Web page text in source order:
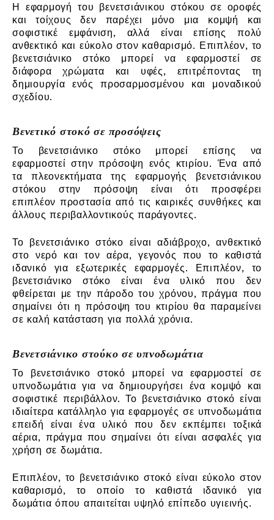
Η εφαρμογή του βενετσιάνικου στόκου σε οροφές
και τοίχους δεν παρέχει μόνο μια κομψή και
σοφιστικέ εμφάνιση, αλλά είναι επίσης πολύ
ανθεκτικό και εύκολο στον καθαρισμό. Επιπλέον, το
βενετσιάνικο στόκο μπορεί να εφαρμοστεί σε
διάφορα χρώματα και υφές, επιτρέποντας τη
δημιουργία ενός προσαρμοσμένου και μοναδικού
σχεδίου.
Βενετικό στοκό σε προσόψεις
Το βενετσιάνικο στόκο μπορεί επίσης να
εφαρμοστεί στην πρόσοψη ενός κτιρίου. Ένα από
τα πλεονεκτήματα της εφαρμογής βενετσιάνικου
στόκου στην πρόσοψη είναι ότι προσφέρει
επιπλέον προστασία από τις καιρικές συνθήκες και
άλλους περιβαλλοντικούς παράγοντες.
Το βενετσιάνικο στόκο είναι αδιάβροχο, ανθεκτικό
στο νερό και τον αέρα, γεγονός που το καθιστά
ιδανικό για εξωτερικές εφαρμογές. Επιπλέον, το
βενετσιάνικο στόκο είναι ένα υλικό που δεν
φθείρεται με την πάροδο του χρόνου, πράγμα που
σημαίνει ότι η πρόσοψη του κτιρίου θα παραμείνει
σε καλή κατάσταση για πολλά χρόνια.
Βενετσιάνικο στούκο σε υπνοδωμάτια
Το βενετσιάνικο στοκό μπορεί να εφαρμοστεί σε
υπνοδωμάτια για να δημιουργήσει ένα κομψό και
σοφιστικέ περιβάλλον. Το βενετσιάνικο στοκό είναι
ιδιαίτερα κατάλληλο για εφαρμογές σε υπνοδωμάτια
επειδή είναι ένα υλικό που δεν εκπέμπει τοξικά
αέρια, πράγμα που σημαίνει ότι είναι ασφαλές για
χρήση σε δωμάτια.
Επιπλέον, το βενετσιάνικο στοκό είναι εύκολο στον
καθαρισμό, το οποίο το καθιστά ιδανικό για
δωμάτια όπου απαιτείται υψηλό επίπεδο υγιεινής.